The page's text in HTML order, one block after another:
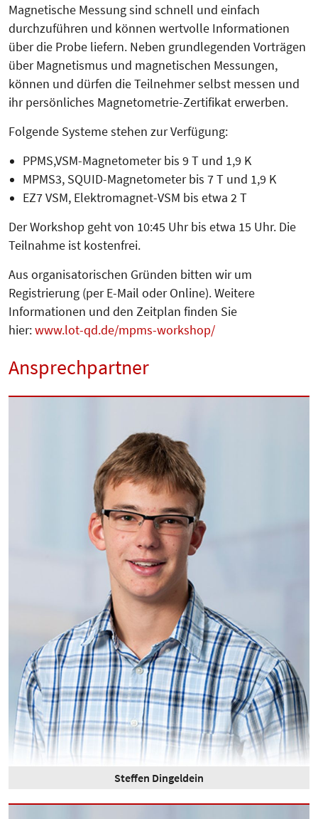
Magnetische Messung sind schnell und einfach
durchzuführen und können wertvolle Informationen
über die Probe liefern. Neben grundlegenden Vorträgen
über Magnetismus und magnetischen Messungen,
können und dürfen die Teilnehmer selbst messen und
ihr persönliches Magnetometrie-Zertifikat erwerben.
Folgende Systeme stehen zur Verfügung:
PPMS,VSM-Magnetometer bis 9 T und 1,9 K
MPMS3, SQUID-Magnetometer bis 7 T und 1,9 K
EZ7 VSM, Elektromagnet-VSM bis etwa 2 T
Der Workshop geht von 10:45 Uhr bis etwa 15 Uhr. Die
Teilnahme ist kostenfrei.
Aus organisatorischen Gründen bitten wir um
Registrierung (per E-Mail oder Online). Weitere
Informationen und den Zeitplan finden Sie
hier:www.lot-qd.de/mpms-workshop/
Ansprechpartner
Steffen Dingeldein